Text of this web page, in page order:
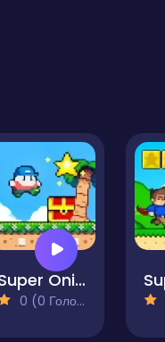
Super Onion Boy 2
0 (0 Голосів)